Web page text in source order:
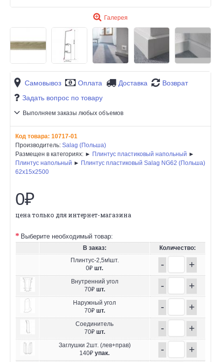
Галерея
Самовывоз Оплата Доставка
Возврат
Задать вопрос по товару
Выполняем заказы любых объемов
Код товара: 10717-01
Производитель: Salag (Польша)
Размещен в категориях: ► Плинтус пластиковый напольный ►
Плинтус напольный ► Плинтус пластиковый Salag NG62 (Польша)
62х15x2500
0₽
цена только для интернет-магазина
Выберите необходимый товар:
В заказ:
Количество:
Плинтус-2,5м\шт.
0₽ шт. - +
Внутренний угол
70₽ шт. - +
Наружный угол
70₽ шт. - +
Соединитель
70₽ шт. - +
Заглушки 2шт. (лев+прав)
140₽ упак. - +